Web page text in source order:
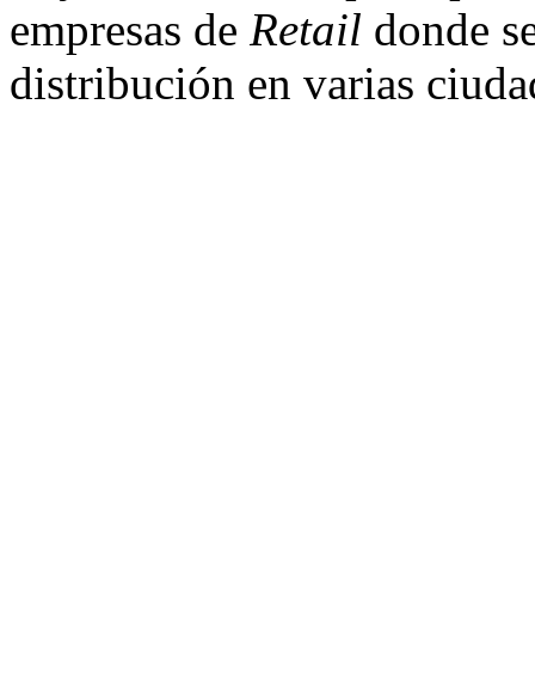
empresas de Retail donde
distribución en varias